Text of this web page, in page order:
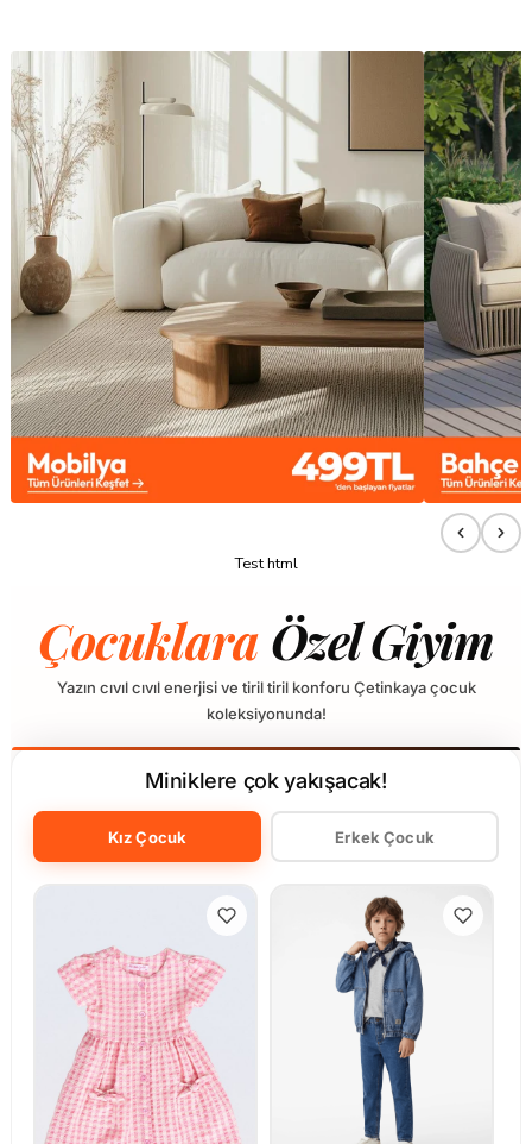
Test html
Çocuklara Özel Giyim
Yazın cıvıl cıvıl enerjisi ve tiril tiril konforu Çetinkaya çocuk
koleksiyonunda!
Miniklere çok yakışacak!
Kız Çocuk Erkek Çocuk